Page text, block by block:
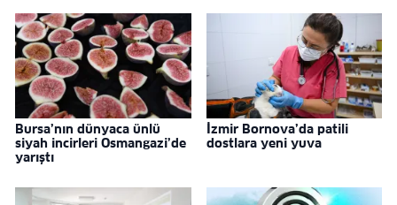
Bursa’nın dünyaca ünlü
siyah incirleri Osmangazi’de
yarıştı
İzmir Bornova’da patili
dostlara yeni yuva